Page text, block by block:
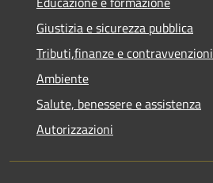
Giustizia e sicurezza pubblica
Tributi,finanze e contravvenzioni
Ambiente
Salute, benessere e assistenza
Autorizzazioni